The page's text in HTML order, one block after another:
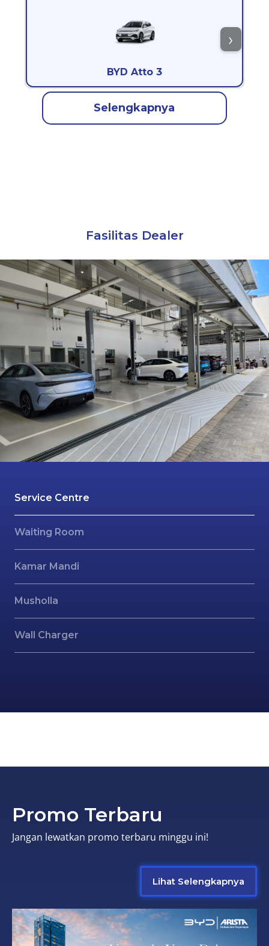
BYD Atto 3
Selengkapnya
Fasilitas Dealer
Service Centre
Waiting Room
Kamar Mandi
Musholla
Wall Charger
Promo Terbaru
Jangan lewatkan promo terbaru minggu ini!
Lihat Selengkapnya